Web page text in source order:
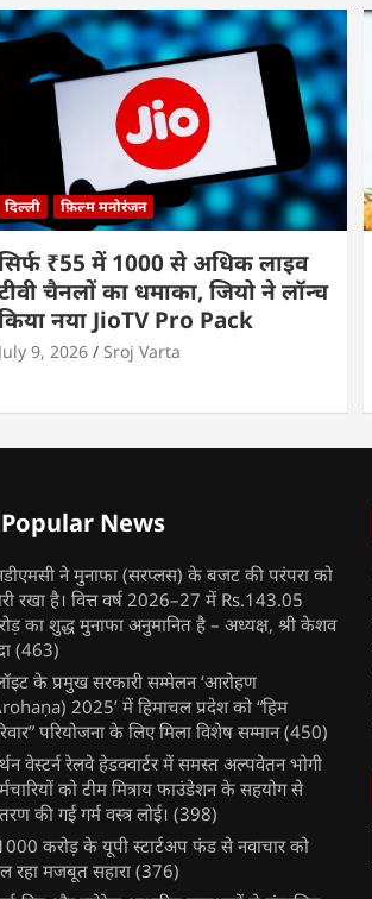
दिल्ली फ़िल्म मनोरंजन
₹55 में 1000 से अधिक लाइव
चैनलों का धमाका, जियो ने लॉन्च
नया JioTV Pro Pack
July 9, 2026 Sroj Varta
Popular News
ने मुनाफा (सरप्लस) के बजट की परंपरा को
रखा है। वित्त वर्ष 2026–27 में Rs.143.05
का शुद्ध मुनाफा अनुमानित है – अध्यक्ष, श्री केशव
(463)
के प्रमुख सरकारी सम्मेलन ‘आरोहण
2025’ में हिमाचल प्रदेश को “हिम
परियोजना के लिए मिला विशेष सम्मान (450)
वेस्टर्न रेलवे हेडक्वार्टर में समस्त अल्पवेतन भोगी
को टीम मित्राय फाउंडेशन के सहयोग से
की गई गर्म वस्त्र लोई। (398)
करोड़ के यूपी स्टार्टअप फंड से नवाचार को
रहा मजबूत सहारा (376)